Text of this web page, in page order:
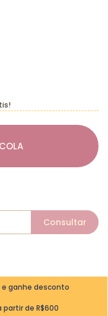
e ganhe desconto
partir de R$600